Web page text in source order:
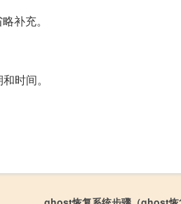
补充。
时间。